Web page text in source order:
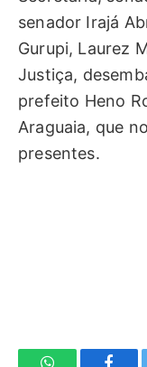
senador Irajá
Gurupi, Laurez
Justiça,
prefeito Heno
Araguaia, que
presentes.